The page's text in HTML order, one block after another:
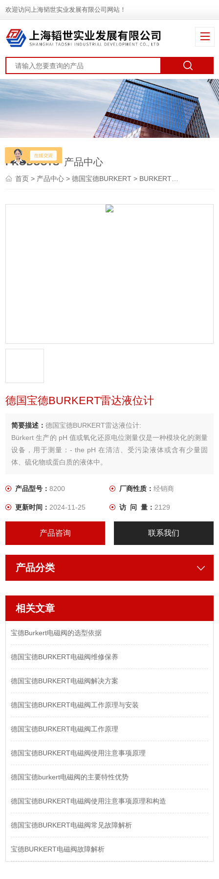
欢迎访问上海韬世实业发展有限公司网站！
PRODUCTS 产品中心
首页> 产品中心 >德国宝德BURKERT > BURKERT电磁阀
德国宝德BURKERT雷达液位计
简要描述：德国宝德BURKERT雷达液位计:
Bürkert 生产的 pH 值或氧化还原电位测量仪是一种模块化的测量
设备，用于测量：- the pH 在清洁、受污染液体或含有少量固
体、硫化物或蛋白质的液体中。
产品型号：8200 厂商性质： 经销商
更新时间：2024-11-25 访 问 量： 2129
产品咨询 联系我们
产品分类
相关文章
宝德Burkert电磁阀的选型依据
德国宝德BURKERT电磁阀维修保养
德国宝德BURKERT电磁阀解决方案
德国宝德BURKERT电磁阀工作原理与安装
德国宝德BURKERT电磁阀工作原理
德国宝德BURKERT电磁阀使用注意事项原理
德国宝德burkert电磁阀的主要特性优势
德国宝德BURKERT电磁阀使用注意事项原理和构造
德国宝德BURKERT电磁阀常见故障解析
宝德BURKERT电磁阀故障解析